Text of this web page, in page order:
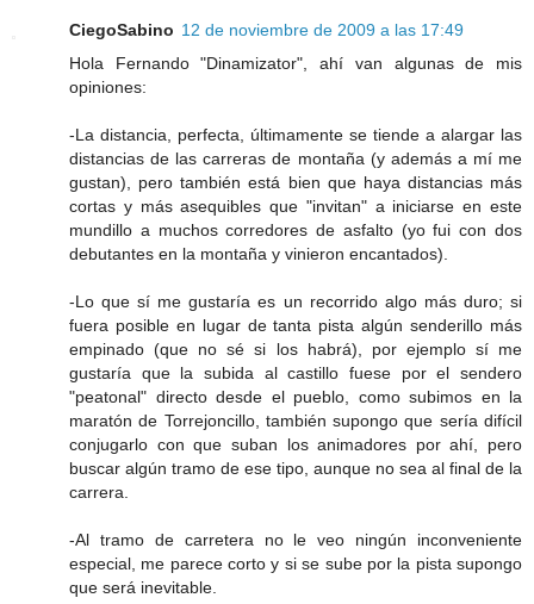
CiegoSabino 12 de noviembre de 2009 a las 17:49
Hola Fernando "Dinamizator", ahí van algunas de mis
opiniones:
-La distancia, perfecta, últimamente se tiende a alargar las
distancias de las carreras de montaña (y además a mí me
gustan), pero también está bien que haya distancias más
cortas y más asequibles que "invitan" a iniciarse en este
mundillo a muchos corredores de asfalto (yo fui con dos
debutantes en la montaña y vinieron encantados).
-Lo que sí me gustaría es un recorrido algo más duro; si
fuera posible en lugar de tanta pista algún senderillo más
empinado (que no sé si los habrá), por ejemplo sí me
gustaría que la subida al castillo fuese por el sendero
"peatonal" directo desde el pueblo, como subimos en la
maratón de Torrejoncillo, también supongo que sería difícil
conjugarlo con que suban los animadores por ahí, pero
buscar algún tramo de ese tipo, aunque no sea al final de la
carrera.
-Al tramo de carretera no le veo ningún inconveniente
especial, me parece corto y si se sube por la pista supongo
que será inevitable.